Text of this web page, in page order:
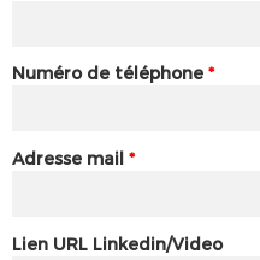
Numéro de téléphone *
Adresse mail *
Lien URL Linkedin/Video